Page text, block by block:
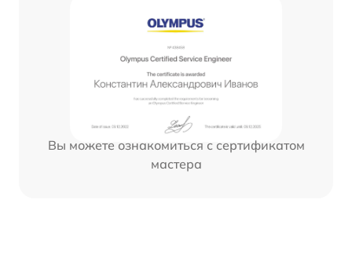
Вы можете ознакомиться с сертификатом
мастера